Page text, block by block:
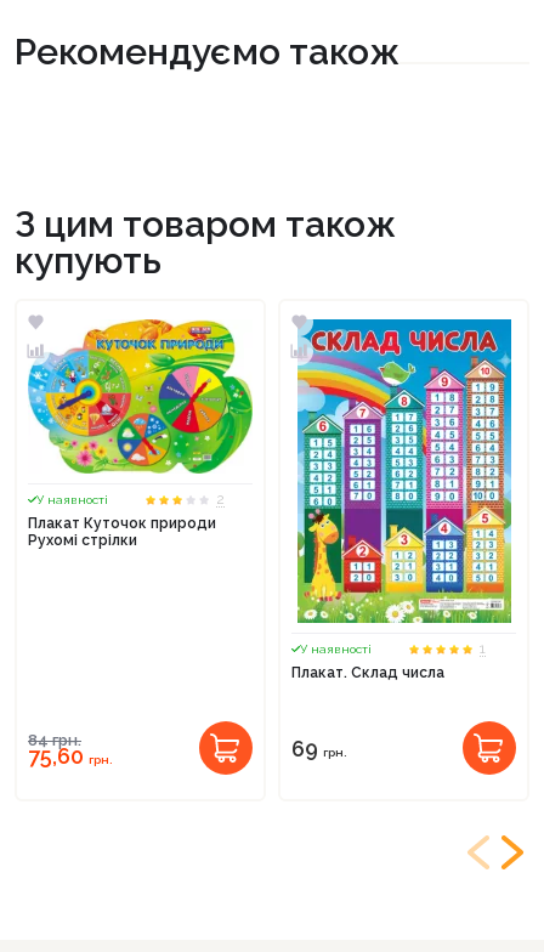
Рекомендуємо також
З цим товаром також
купують
У наявності
2
Плакат Куточок природи
Рухомі стрілки
84грн.
75,60 грн.
У наявності
1
Плакат. Склад числа
69 грн.